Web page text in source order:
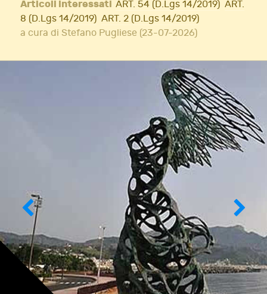
Articoli interessati ART. 54 (D.Lgs 14/2019) ART.
8 (D.Lgs 14/2019) ART. 2 (D.Lgs 14/2019)
a cura di Stefano Pugliese (23-07-2026)